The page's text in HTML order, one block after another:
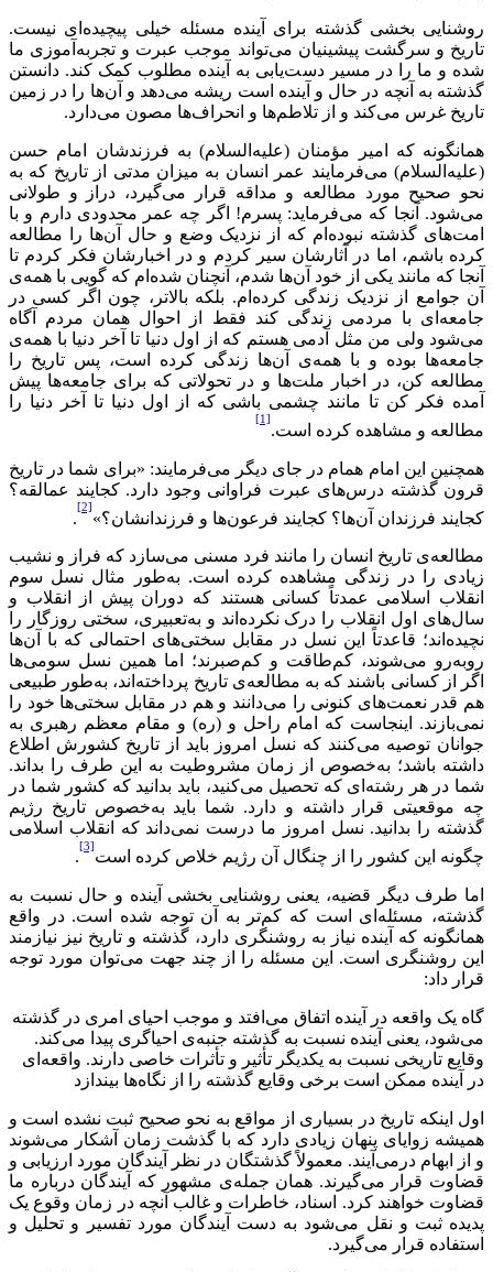
روشنایی بخشی گذشته برای آینده مسئله خیلی پیچیده‌ای نیست.
تاریخ و سرگشت پیشینیان می‌تواند موجب عبرت و تجربه‌آموزی ما
شده و ما را در مسیر دست‌یابی به آینده مطلوب کمک کند. دانستن
گذشته به آنچه در حال و آینده است ریشه می‌دهد و آن‌ها را در زمین
تاریخ غرس می‌کند و از تلاطم‌ها و انحراف‌ها مصون می‌دارد.
همانگونه که امیر مؤمنان (علیه‌السلام) به فرزندشان امام حسن
(علیه‌السلام) می‌فرمایند عمر انسان به میزان مدتی از تاریخ که به
نحو صحیح مورد مطالعه و مداقه قرار می‌گیرد، دراز و طولانی
می‌شود. آنجا که می‌فرماید: پسرم! اگر چه عمر محدودی دارم و با
امت‌های گذشته نبوده‌ام که از نزدیک وضع و حال آن‌ها را مطالعه
کرده باشم، اما در آثارشان سیر کردم و در اخبارشان فکر کردم تا
آنجا که مانند یکی از خود آن‌ها شدم، آنچنان شده‌ام که گویی با همه‌ی
آن جوامع از نزدیک زندگی کرده‌ام. بلکه بالاتر، چون اگر کسی در
جامعه‌ای با مردمی زندگی کند فقط از احوال همان مردم آگاه
می‌شود ولی من مثل آدمی هستم که از اول دنیا تا آخر دنیا با همه‌ی
جامعه‌ها بوده و با همه‌ی آن‌ها زندگی کرده است، پس تاریخ را
مطالعه کن، در اخبار ملت‌ها و در تحولاتی که برای جامعه‌ها پیش
آمده فکر کن تا مانند چشمی باشی که از اول دنیا تا آخر دنیا را
مطالعه و مشاهده کرده است.
[1]
همچنین این امام همام در جای دیگر می‌فرمایند: «برای شما در تاریخ
قرون گذشته درس‌های عبرت فراوانی وجود دارد. کجایند عمالقه؟
کجایند فرزندان آن‌ها؟ کجایند فرعون‌ها و فرزندانشان؟»
[2]
مطالعه‌ی تاریخ انسان را مانند فرد مسنی می‌سازد که فراز و نشیب
زیادی را در زندگی مشاهده کرده است. به‌طور مثال نسل‌ سوم
انقلاب اسلامی عمدتاً کسانی هستند که دوران پیش از انقلاب و
سال‌های اول انقلاب را درک نکرده‌اند و به‌تعبیری، سختی روزگار را
نچیده‌اند؛ قاعدتاً این نسل در مقابل سختی‌های احتمالی که با آن‌ها
روبه‌رو می‌شوند، کم‌طاقت و کم‌صبرند؛ اما همین نسل ‌سومی‌ها
اگر از کسانی باشند که به مطالعه‌ی تاریخ پرداخته‌اند، به‌طور طبیعی
هم قدر نعمت‌های کنونی را می‌دانند و هم در مقابل سختی‌ها خود را
نمی‌بازند. اینجاست که امام راحل و (ره) و مقام معظم رهبری به
جوانان توصیه می‌کنند که نسل امروز باید از تاریخ کشورش اطلاع
داشته باشد؛ به‌خصوص از زمان مشروطیت به این طرف را بداند.
شما در هر رشته‌ای که تحصیل می‌کنید، باید بدانید که کشور شما در
چه موقعیتی قرار داشته و دارد. شما باید به‌خصوص تاریخ رژیم
گذشته را بدانید. نسل امروز ما درست نمی‌داند که انقلاب اسلامی
چگونه این کشور را از چنگال آن رژیم خلاص کرده است
[3]
.
اما طرف دیگر قضیه، یعنی روشنایی بخشی آینده و حال نسبت به
گذشته، مسئله‌ای است که کم‌تر به آن توجه شده است. در واقع
همانگونه که آینده نیاز به روشنگری دارد، گذشته و تاریخ نیز نیازمند
این روشنگری است. این مسئله را از چند جهت می‌توان مورد توجه
قرار داد:
گاه یک واقعه در آینده اتفاق می‌افتد و موجب احیای امری در گذشته
می‌شود، یعنی آینده نسبت به گذشته جنبه‌ی احیاگری پیدا می‌کند.
وقایع تاریخی نسبت به یکدیگر تأثیر و تأثرات خاصی دارند. واقعه‌ای
در آینده ممکن است برخی وقایع گذشته را از نگاه‌ها بیندازد
اول اینکه تاریخ در بسیاری از مواقع به نحو صحیح ثبت نشده است و
همیشه زوایای پنهان زیادی دارد که با گذشت زمان آشکار می‌شوند
و از ابهام درمی‌آیند. معمولاً گذشتگان در نظر آیند‌گان مورد ارزیابی و
قضاوت قرار می‌گیرند. همان جمله‌ی مشهور که آیندگان درباره ما
قضاوت خواهند کرد. اسناد، خاطرات و غالب آنچه در زمان وقوع یک
پدیده ثبت و نقل می‌شود به دست آیندگان مورد تفسیر و تحلیل و
استفاده قرار می‌گیرد.